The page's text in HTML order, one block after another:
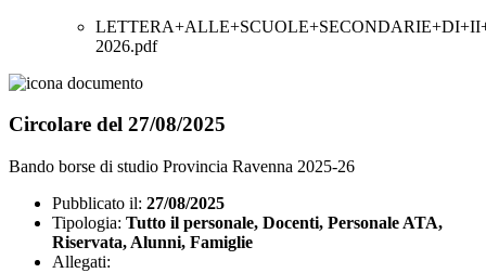
2026.pdf
Circolare del 27/08/2025
Bando borse di studio Provincia Ravenna 2025-26
Pubblicato il: 27/08/2025
Tipologia: Tutto il personale, Docenti, Personale ATA,
Riservata, Alunni, Famiglie
Allegati: